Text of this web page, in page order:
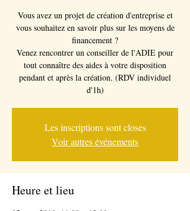
Vous avez un projet de création d'entreprise et
vous souhaitez en savoir plus sur les moyens de
financement ?
Venez rencontrer un conseiller de l'ADIE pour
tout connaître des aides à votre disposition
pendant et après la création. (RDV individuel
d'1h)
Les inscriptions sont closes
Voir autres événements
Heure et lieu